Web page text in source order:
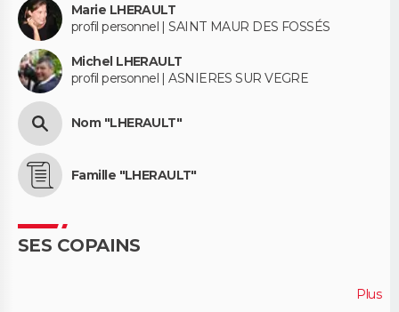
Marie LHERAULT
profil personnel | SAINT MAUR DES FOSSÉS
Michel LHERAULT
profil personnel | ASNIERES SUR VEGRE
Nom "LHERAULT"
Famille "LHERAULT"
SES COPAINS
Plus